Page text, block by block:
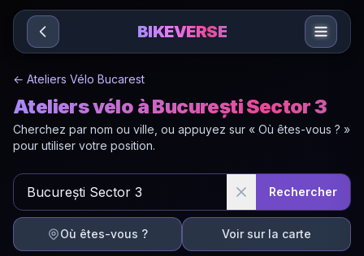
Sari la conținut
BIKEVERSE
← Ateliers Vélo Bucarest
Ateliers vélo à București Sector 3
Cherchez par nom ou ville, ou appuyez sur « Où êtes-vous ? »
pour utiliser votre position.
Rechercher
Où êtes-vous ? Voir sur la carte